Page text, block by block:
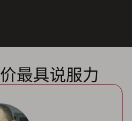
最具说服力